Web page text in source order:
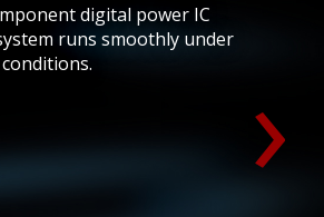
digital power IC
runs smoothly under
›